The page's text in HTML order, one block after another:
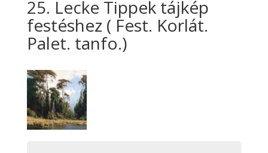
25. Lecke Tippek tájkép
festéshez ( Fest. Korlát.
Palet. tanfo.)